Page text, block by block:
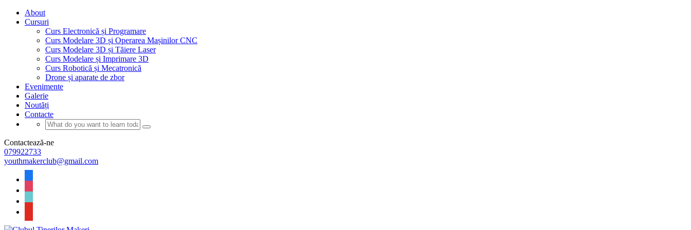
About
Cursuri
Curs Electronică și Programare
Curs Modelare 3D și Operarea Mașinilor CNC
Curs Modelare 3D și Tăiere Laser
Curs Modelare și Imprimare 3D
Curs Robotică și Mecatronică
Drone și aparate de zbor
Evenimente
Galerie
Noutăți
Contacte
Contactează-ne
079922733
youthmakerclub@gmail.com